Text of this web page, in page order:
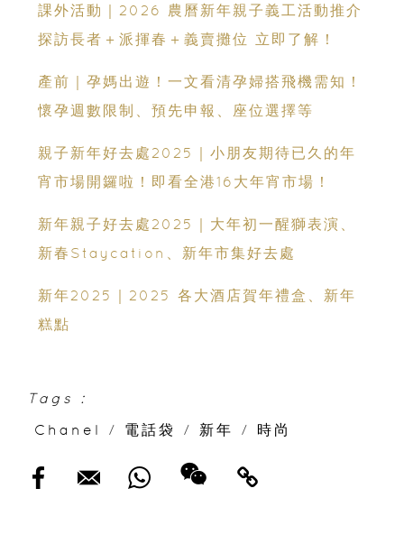
課外活動｜2026 農曆新年親子義工活動推介
探訪長者＋派揮春＋義賣攤位 立即了解！
產前｜孕媽出遊！一文看清孕婦搭飛機需知！
懷孕週數限制、預先申報、座位選擇等
親子新年好去處2025｜小朋友期待已久的年
宵市場開鑼啦！即看全港16大年宵市場！
新年親子好去處2025｜大年初一醒獅表演、
新春Staycation、新年市集好去處
新年2025｜2025 各大酒店賀年禮盒、新年
糕點
Tags :
Chanel
/ 電話袋 / 新年 / 時尚